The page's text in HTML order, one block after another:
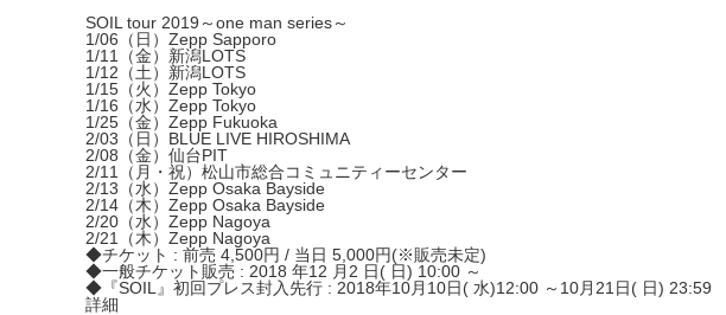
SOIL tour 2019～one man series～
1/06（日）Zepp Sapporo
1/11（金）新潟LOTS
1/12（土）新潟LOTS
1/15（火）Zepp Tokyo
1/16（水）Zepp Tokyo
1/25（金）Zepp Fukuoka
2/03（日）BLUE LIVE HIROSHIMA
2/08（金）仙台PIT
2/11（月・祝）松山市総合コミュニティーセンター
2/13（水）Zepp Osaka Bayside
2/14（木）Zepp Osaka Bayside
2/20（水）Zepp Nagoya
2/21（木）Zepp Nagoya
◆チケット : 前売 4,500円 / 当日 5,000円(※販売未定)
◆一般チケット販売 : 2018 年12 月2 日( 日) 10:00 ～
◆『SOIL』初回プレス封入先行 : 2018年10月10日( 水)12:00 ～10月21日( 日) 23:59
詳細